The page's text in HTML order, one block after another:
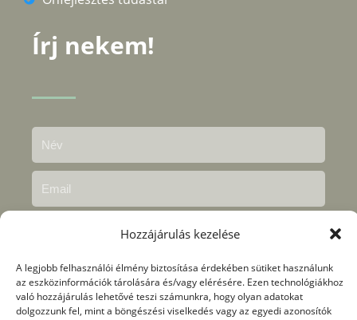
Hozzájárulás kezelése
A legjobb felhasználói élmény biztosítása érdekében sütiket használunk
az eszközinformációk tárolására és/vagy elérésére. Ezen technológiákhoz
való hozzájárulás lehetővé teszi számunkra, hogy olyan adatokat
dolgozzunk fel, mint a böngészési viselkedés vagy az egyedi azonosítók
Írj nekem!